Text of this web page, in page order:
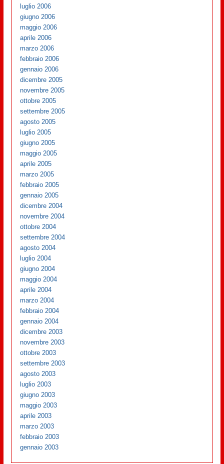
luglio 2006
giugno 2006
maggio 2006
aprile 2006
marzo 2006
febbraio 2006
gennaio 2006
dicembre 2005
novembre 2005
ottobre 2005
settembre 2005
agosto 2005
luglio 2005
giugno 2005
maggio 2005
aprile 2005
marzo 2005
febbraio 2005
gennaio 2005
dicembre 2004
novembre 2004
ottobre 2004
settembre 2004
agosto 2004
luglio 2004
giugno 2004
maggio 2004
aprile 2004
marzo 2004
febbraio 2004
gennaio 2004
dicembre 2003
novembre 2003
ottobre 2003
settembre 2003
agosto 2003
luglio 2003
giugno 2003
maggio 2003
aprile 2003
marzo 2003
febbraio 2003
gennaio 2003